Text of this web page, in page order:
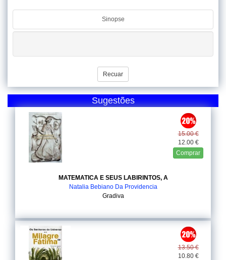
Sinopse
Recuar
Sugestões
15.00 €
12.00 €
Comprar
MATEMATICA E SEUS LABIRINTOS, A
Natalia Bebiano Da Providencia
Gradiva
13.50 €
10.80 €